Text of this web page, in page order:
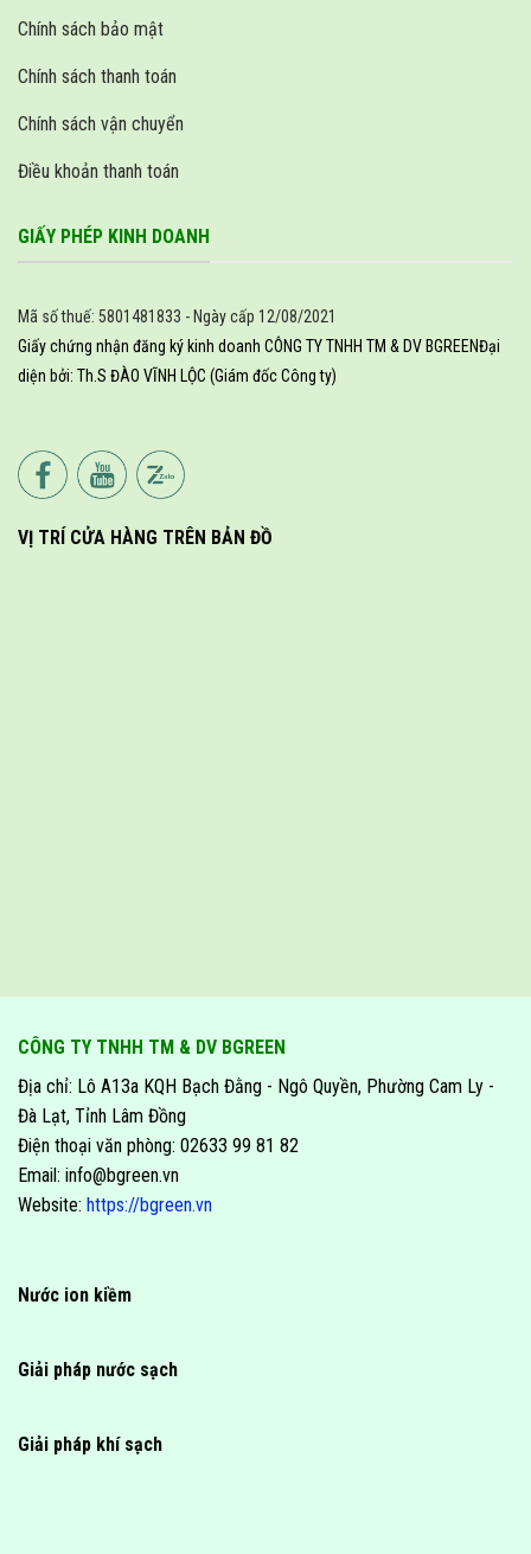
Chính sách bảo mật
Chính sách thanh toán
Chính sách vận chuyển
Điều khoản thanh toán
GIẤY PHÉP KINH DOANH
Mã số thuế: 5801481833 - Ngày cấp 12/08/2021
Giấy chứng nhận đăng ký kinh doanh CÔNG TY TNHH TM & DV BGREENĐại
diện bởi: Th.S ĐÀO VĨNH LỘC (Giám đốc Công ty)
VỊ TRÍ CỬA HÀNG TRÊN BẢN ĐỒ
CÔNG TY TNHH TM & DV BGREEN
Địa chỉ: Lô A13a KQH Bạch Đằng - Ngô Quyền, Phường Cam Ly -
Đà Lạt, Tỉnh Lâm Đồng
Điện thoại văn phòng: 02633 99 81 82
Email: info@bgreen.vn
Website: https://bgreen.vn
Nước ion kiềm
Giải pháp nước sạch
Giải pháp khí sạch